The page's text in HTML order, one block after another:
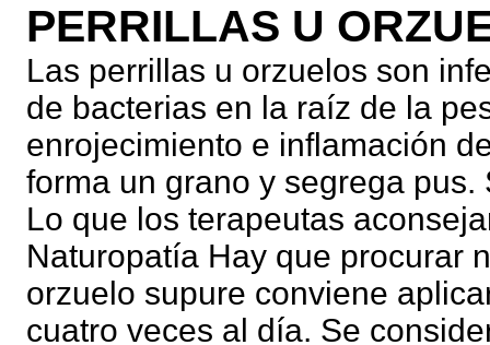
PERRILLAS U
Las perrillas u orzuelos son
de bacterias en la raíz de la
enrojecimiento e inflamación
forma un grano y segrega
Lo que los terapeutas
Naturopatía Hay que procurar
orzuelo supure conviene
cuatro veces al día. Se